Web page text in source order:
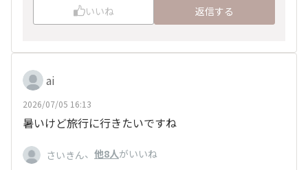
いいね 返信する
ai
2026/07/05 16:13
暑いけど旅行に行きたいですね
さいきん、 他8人がいいね